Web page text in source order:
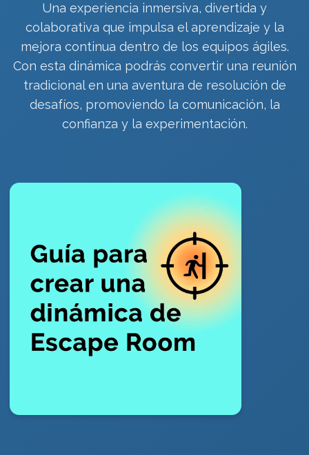
Una experiencia inmersiva, divertida y
colaborativa que impulsa el aprendizaje y la
mejora continua dentro de los equipos ágiles.
Con esta dinámica podrás convertir una reunión
tradicional en una aventura de resolución de
desafíos, promoviendo la comunicación, la
confianza y la experimentación.